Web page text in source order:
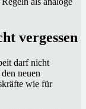
vergessen
darf nicht
neuen
wie für